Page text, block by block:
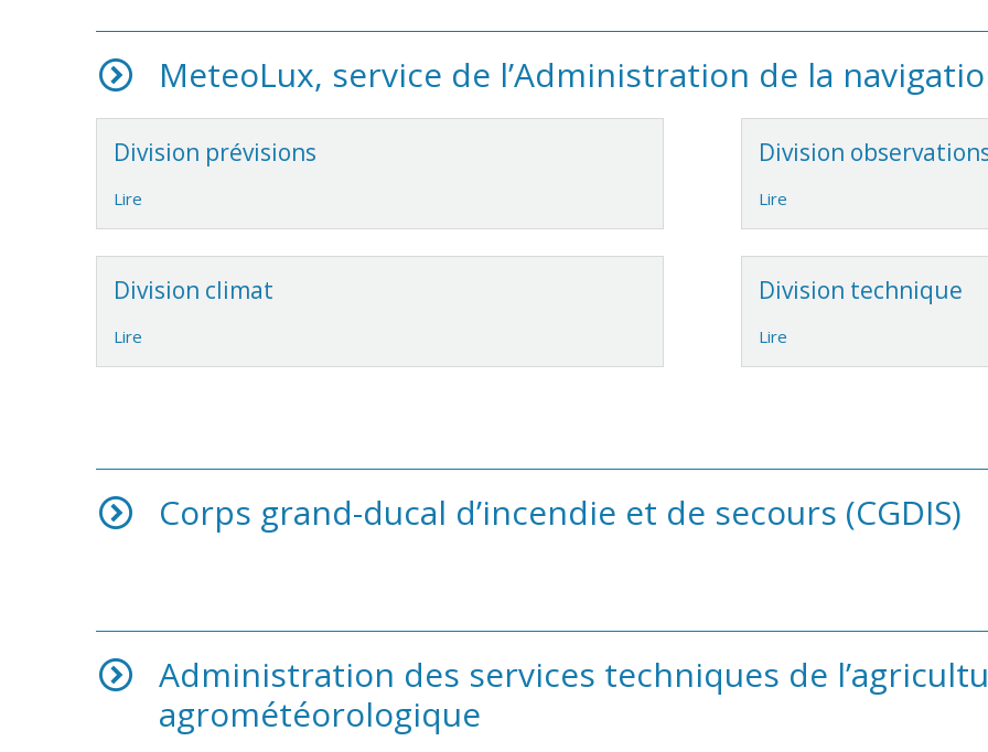
MeteoLux, service de l’Administration de la
Division prévisions
Lire
Division
Lire
Division climat
Lire
Division technique
Lire
Corps grand-ducal d’incendie et de secours (CGDIS)
Administration des services techniques de
agrométéorologique